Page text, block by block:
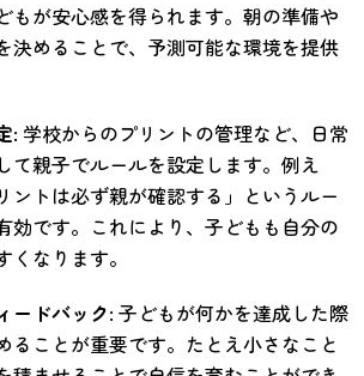
もが安心感を得られます。朝の準備や
決めることで、予測可能な環境を提供
: 学校からのプリントの管理など、日常
て親子でルールを設定します。例え
ントは必ず親が確認する」というルー
効です。これにより、子どもも自分の
なります。
ードバック: 子どもが何かを達成した際
ることが重要です。たとえ小さなこと